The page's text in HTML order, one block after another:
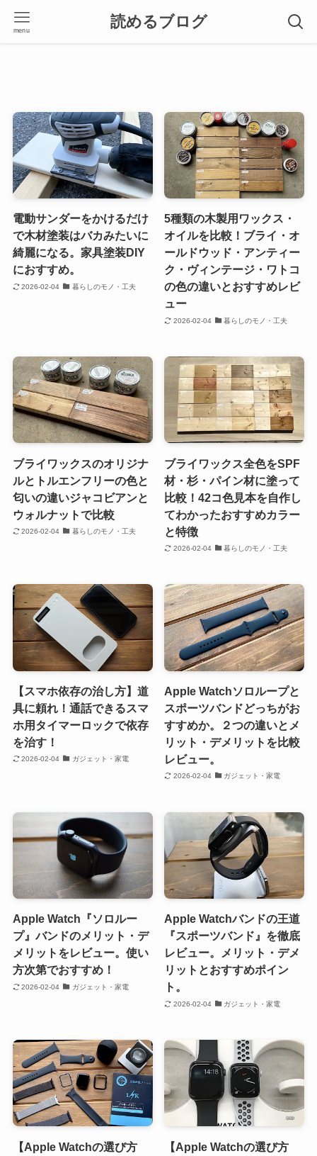
読めるブログ
menu
電動サンダーをかけるだけ
で木材塗装はバカみたいに
綺麗になる。家具塗装DIY
におすすめ。
2026-02-04 暮らしのモノ・工夫
5種類の木製用ワックス・
オイルを比較！ブライ・オ
ールドウッド・アンティー
ク・ヴィンテージ・ワトコ
の色の違いとおすすめレビ
ュー
2026-02-04 暮らしのモノ・工夫
ブライワックスのオリジナ
ルとトルエンフリーの色と
匂いの違いジャコビアンと
ウォルナットで比較
2026-02-04 暮らしのモノ・工夫
ブライワックス全色をSPF
材・杉・パイン材に塗って
比較！42コ色見本を自作し
てわかったおすすめカラー
と特徴
2026-02-04 暮らしのモノ・工夫
【スマホ依存の治し方】道
具に頼れ！通話できるスマ
ホ用タイマーロックで依存
を治す！
2026-02-04 ガジェット・家電
Apple Watchソロループと
スポーツバンドどっちがお
すすめか。２つの違いとメ
リット・デメリットを比較
レビュー。
2026-02-04 ガジェット・家電
Apple Watch『ソロルー
プ』バンドのメリット・デ
メリットをレビュー。使い
方次第でおすすめ！
2026-02-04 ガジェット・家電
Apple Watchバンドの王道
『スポーツバンド』を徹底
レビュー。メリット・デメ
リットとおすすめポイン
ト。
2026-02-04 ガジェット・家電
【Apple Watchの選び方
【Apple Watchの選び方